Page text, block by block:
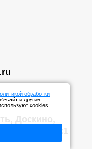
обработки
сайт и другие
cookies
Доскино,
зона, 4к1